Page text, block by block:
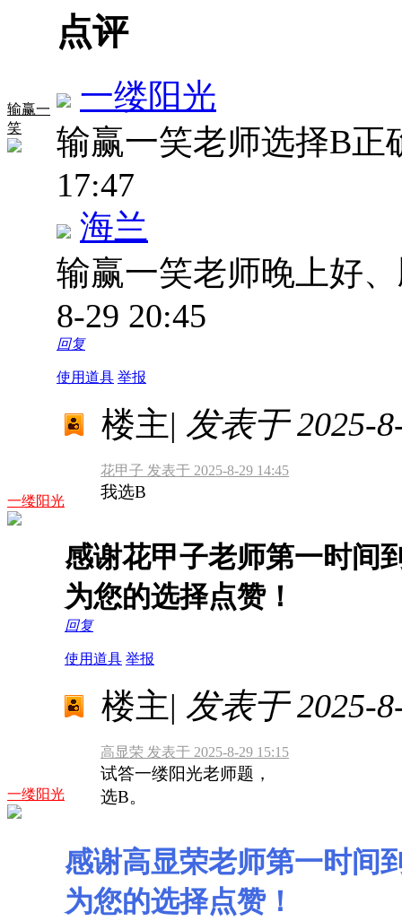
输赢一
笑
点评
一缕阳光
输赢一笑老师选择B
17:47
海兰
输赢一笑老师晚上好
8-29 20:45
回复
使用道具 举报
一缕阳光
楼主| 发表于 2025-
花甲子 发表于 2025-8-29 14:45
我选B
感谢花甲子老师第一时间
为您的选择点赞！
回复
使用道具 举报
一缕阳光
楼主| 发表于 2025-
高显荣 发表于 2025-8-29 15:15
试答一缕阳光老师题，
选B。
感谢高显荣老师第一时间
为您的选择点赞！